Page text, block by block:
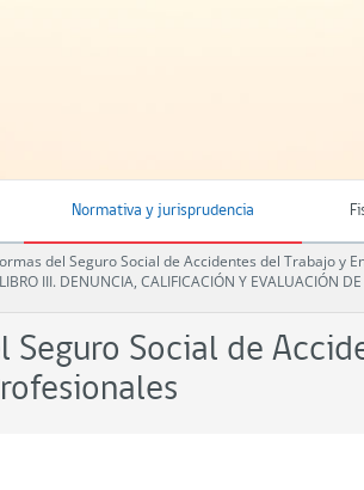
Normativa y jurisprudencia
del Seguro Social de Accidentes del Trabajo y
LIBRO III. DENUNCIA, CALIFICACIÓN Y EVALUACIÓN
Seguro Social de